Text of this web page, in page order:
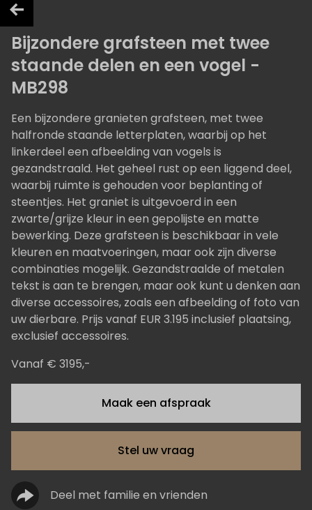
Bijzondere grafsteen met twee
staande delen en een vogel -
MB298
Een bijzondere granieten grafsteen, met twee
halfronde staande letterplaten, waarbij op het
linkerdeel een afbeelding van vogels is
gezandstraald. Het geheel rust op een liggend deel,
waarbij ruimte is gehouden voor beplanting of
steentjes. Het graniet is uitgevoerd in een
zwarte/grijze kleur in een gepolijste en matte
bewerking. Deze grafsteen is beschikbaar in vele
kleuren en maatvoeringen, maar ook zijn diverse
combinaties mogelijk. Gezandstraalde of metalen
tekst is aan te brengen, maar ook kunt u denken aan
diverse accessoires, zoals een afbeelding of foto van
uw dierbare. Prijs vanaf EUR 3.195 inclusief plaatsing,
exclusief accessoires.
Vanaf € 3195,-
Maak een afspraak
Stel uw vraag
Deel met familie en vrienden